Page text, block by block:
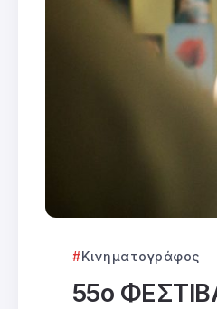
Κινηματογράφος
55ο